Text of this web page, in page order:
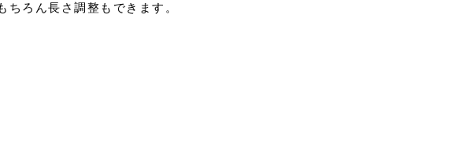
ろん長さ調整もできます。